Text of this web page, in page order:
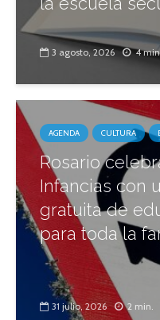
3 agosto, 2026 4
AGENDA CULTURA
Rosario
Infancias con
gratuita de
para toda la
31 julio, 2026 2 min.